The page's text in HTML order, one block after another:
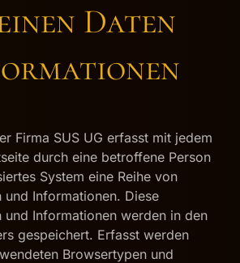
Daten
Firma SUS UG erfasst mit jedem
durch eine betroffene Person
System eine Reihe von
und Informationen. Diese
und Informationen werden in den
gespeichert. Erfasst werden
Browsertypen und